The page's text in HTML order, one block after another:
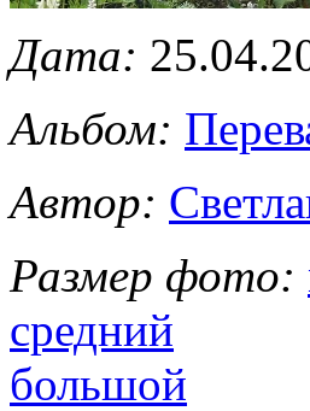
Дата:
Альбом:
Автор:
Размер фото:
средний
большой